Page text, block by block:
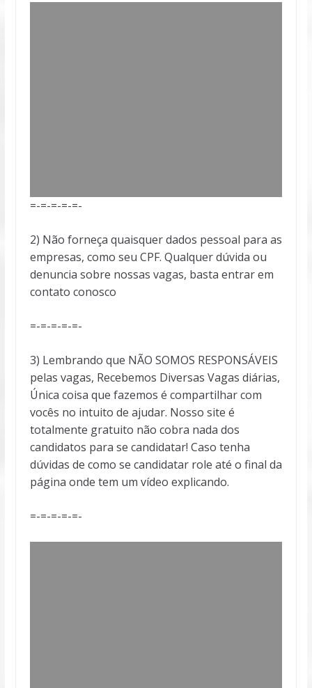
=-=-=-=-=-
2) Não forneça quaisquer dados pessoal para as
empresas, como seu CPF. Qualquer dúvida ou
denuncia sobre nossas vagas, basta entrar em
contato conosco
=-=-=-=-=-
3) Lembrando que NÃO SOMOS RESPONSÁVEIS
pelas vagas, Recebemos Diversas Vagas diárias,
Única coisa que fazemos é compartilhar com
vocês no intuito de ajudar. Nosso site é
totalmente gratuito não cobra nada dos
candidatos para se candidatar! Caso tenha
dúvidas de como se candidatar role até o final da
página onde tem um vídeo explicando.
=-=-=-=-=-